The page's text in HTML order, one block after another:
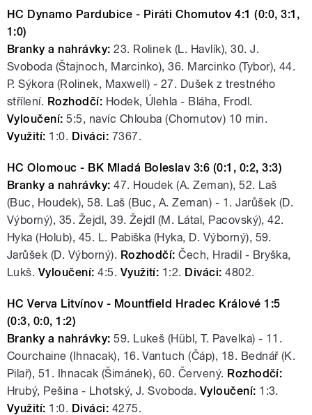
HC Dynamo Pardubice - Piráti Chomutov 4:1 (0:0, 3:1,
1:0)
Branky a nahrávky: 23. Rolinek (L. Havlík), 30. J.
Svoboda (Štajnoch, Marcinko), 36. Marcinko (Tybor), 44.
P. Sýkora (Rolinek, Maxwell) - 27. Dušek z trestného
střílení. Rozhodčí: Hodek, Úlehla - Bláha, Frodl.
Vyloučení: 5:5, navíc Chlouba (Chomutov) 10 min.
Využití: 1:0. Diváci: 7367.
HC Olomouc - BK Mladá Boleslav 3:6 (0:1, 0:2, 3:3)
Branky a nahrávky: 47. Houdek (A. Zeman), 52. Laš
(Buc, Houdek), 58. Laš (Buc, A. Zeman) - 1. Jarůšek (D.
Výborný), 35. Žejdl, 39. Žejdl (M. Látal, Pacovský), 42.
Hyka (Holub), 45. L. Pabiška (Hyka, D. Výborný), 59.
Jarůšek (D. Výborný). Rozhodčí: Čech, Hradil - Bryška,
Lukš. Vyloučení: 4:5. Využití: 1:2. Diváci: 4802.
HC Verva Litvínov - Mountfield Hradec Králové 1:5
(0:3, 0:0, 1:2)
Branky a nahrávky: 59. Lukeš (Hübl, T. Pavelka) - 11.
Courchaine (Ihnacak), 16. Vantuch (Čáp), 18. Bednář (K.
Pilař), 51. Ihnacak (Šimánek), 60. Červený. Rozhodčí:
Hrubý, Pešina - Lhotský, J. Svoboda. Vyloučení: 1:3.
Využití: 1:0. Diváci: 4275.